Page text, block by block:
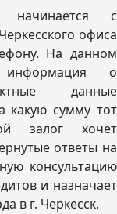
начинается с
офиса
На данном
информация о
данные
какую сумму тот
залог хочет
ответы на
консультацию
и назначает
в г. Черкесск.